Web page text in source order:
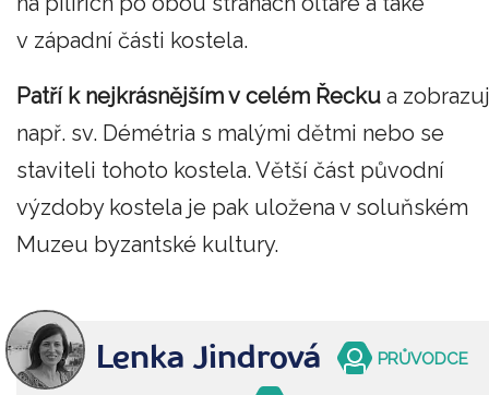
v západní části kostela.
Patří k nejkrásnějším v celém Řecku a
např. sv. Démétria s malými dětmi nebo se
staviteli tohoto kostela. Větší část původní
výzdoby kostela je pak uložena v soluňském
Muzeu byzantské kultury.
Lenka Jindrová PRŮVODCE